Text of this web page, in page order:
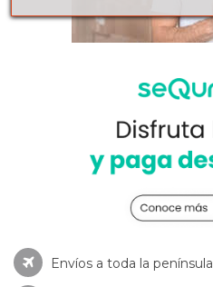
Envíos a toda la península